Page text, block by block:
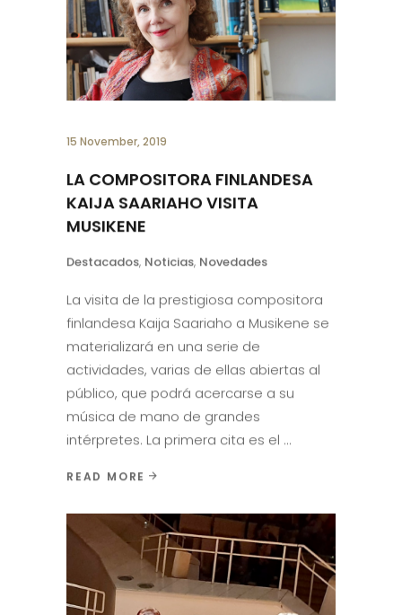
15 November, 2019
LA COMPOSITORA FINLANDESA
KAIJA SAARIAHO VISITA
MUSIKENE
Destacados, Noticias, Novedades
La visita de la prestigiosa compositora
finlandesa Kaija Saariaho a Musikene se
materializará en una serie de
actividades, varias de ellas abiertas al
público, que podrá acercarse a su
música de mano de grandes
intérpretes. La primera cita es el
READ MORE